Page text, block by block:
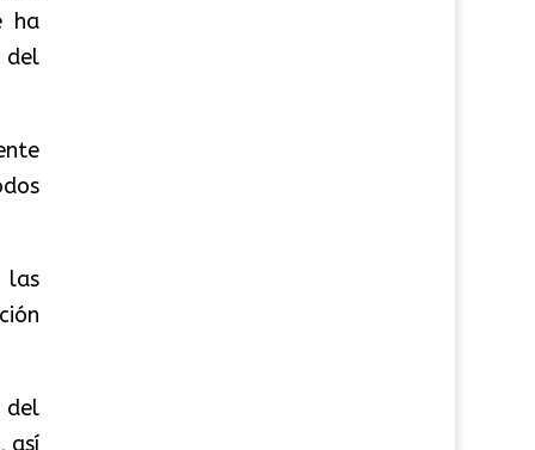
ha
del
las
del
así